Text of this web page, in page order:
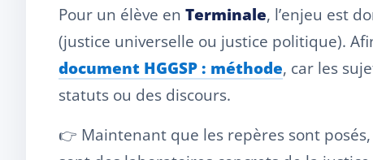
Pour un élève en Terminale, l’enjeu est
(justice universelle ou justice politique).
document HGGSP : méthode, car les
statuts ou des discours.
👉 Maintenant que les repères sont